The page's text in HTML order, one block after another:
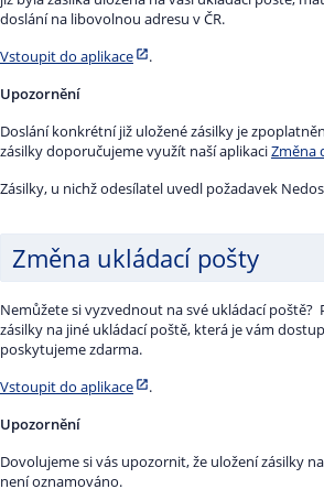
doslání na libovolnou adresu v ČR.
Vstoupit do aplikace
.
Upozornění
Doslání konkrétní již uložené zásilky je
zásilky doporučujeme využít naší aplikaciZměna
Zásilky, u nichž odesílatel uvedl požadavek
Změna ukládací pošty
Nemůžete si vyzvednout na své ukládací poště?
zásilky na jiné ukládací poště, která je vám
poskytujeme zdarma.
Vstoupit do aplikace
.
Upozornění
Dovolujeme si vás upozornit, že uložení zásilky
není oznamováno.